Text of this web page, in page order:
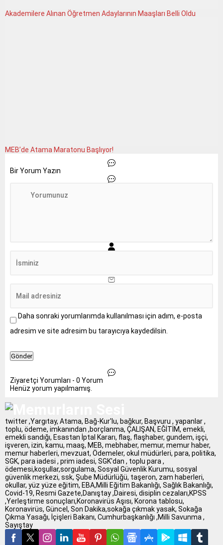
Akademilere Alınan Öğretmen Adaylarının Maaşları Belli Oldu
MEB’de Atama Maratonu Başlıyor!
Bir Yorum Yazın
Daha sonraki yorumlarımda kullanılması için adım, e-posta
adresim ve site adresim bu tarayıcıya kaydedilsin.
Ziyaretçi Yorumları - 0 Yorum
Henüz yorum yapılmamış.
twitter ,Yargıtay, Atama, Bağ-Kur'lu, bağkur, Başvuru , yapanlar ,
toplu, ödeme, imkanından ,borçlanma, ÇALIŞAN, EĞİTİM, emekli,
emekli sandığı, Esastan İptal Kararı, flaş, flaşhaber, gundem, işçi,
işveren, izin, kamu, maaş, MEB, mebhaber, memur, memur haber,
memur haberleri, mevzuat, Ödemeler, okul müdürleri, para, politika,
SGK, para iadesi , prim iadesi, SGK'dan , toplu para ,
ödemesi,koşullar,sorgulama, Sosyal Güvenlik Kurumu, sosyal
güvenlik merkezi, ssk, Şube Müdürlüğü, taşeron, zam haberleri,
okullar, yüz yüze eğitim, EBA,Milli Eğitim Bakanlığı, Sağlık Bakanlığı,
Covid-19, Resmi Gazete,Danıştay ,Dairesi, disiplin cezaları,KPSS
,Yerleştirme sonuçları,Koronavirüs Aşısı, Korona tablosu,
Koronavirüs, Güncel, Son Dakika,sokağa çıkmak yasak, Sokağa
Çıkma Yasağı, İçişleri Bakanı, Cumhurbaşkanlığı ,Milli Savunma ,
Sayıştay